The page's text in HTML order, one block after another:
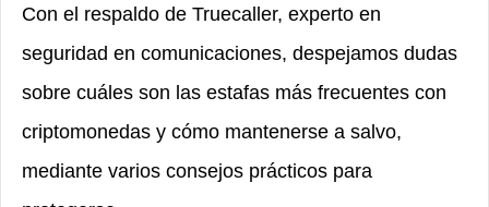
Con el respaldo de Truecaller, experto en
seguridad en comunicaciones, despejamos dudas
sobre cuáles son las estafas más frecuentes con
criptomonedas y cómo mantenerse a salvo,
mediante varios consejos prácticos para